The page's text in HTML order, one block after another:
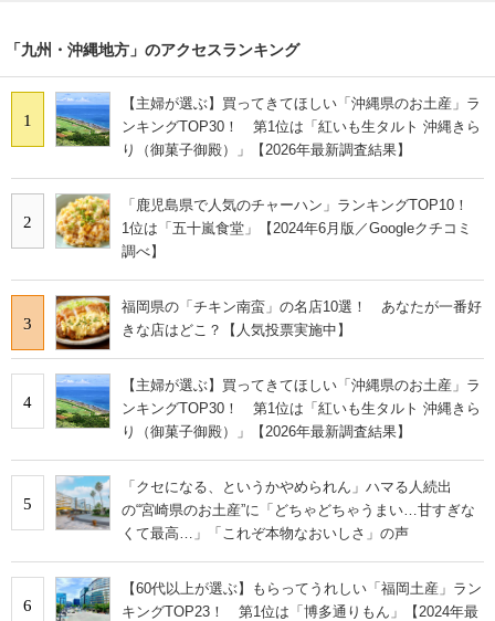
「九州・沖縄地方」のアクセスランキング
1
【主婦が選ぶ】買ってきてほしい「沖縄県のお土産」ラ
ンキングTOP30！ 第1位は「紅いも生タルト 沖縄きら
り（御菓子御殿）」【2026年最新調査結果】
2
「鹿児島県で人気のチャーハン」ランキングTOP10！
1位は「五十嵐食堂」【2024年6月版／Googleクチコミ
調べ】
3
福岡県の「チキン南蛮」の名店10選！ あなたが一番好
きな店はどこ？【人気投票実施中】
4
【主婦が選ぶ】買ってきてほしい「沖縄県のお土産」ラ
ンキングTOP30！ 第1位は「紅いも生タルト 沖縄きら
り（御菓子御殿）」【2026年最新調査結果】
5
「クセになる、というかやめられん」ハマる人続出
の“宮崎県のお土産”に「どちゃどちゃうまい…甘すぎな
くて最高…」「これぞ本物なおいしさ」の声
6
【60代以上が選ぶ】もらってうれしい「福岡土産」ラン
キングTOP23！ 第1位は「博多通りもん」【2024年最